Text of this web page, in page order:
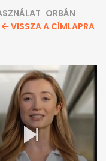
ORBÁN
VISSZA A CÍMLAPRA